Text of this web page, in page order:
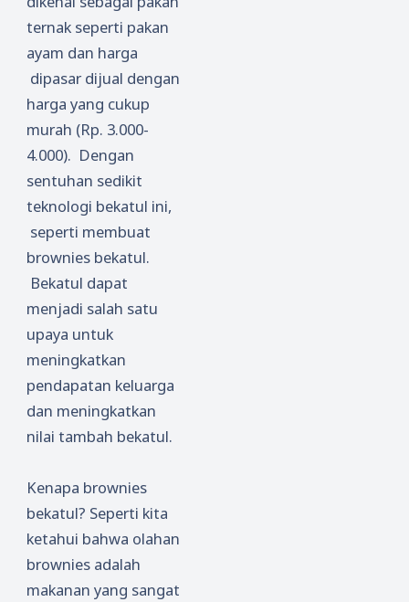
ternak seperti pakan
ayam dan harga
dipasar dijual dengan
harga yang cukup
murah (Rp. 3.000-
4.000). Dengan
sentuhan sedikit
teknologi bekatul ini,
seperti membuat
brownies bekatul.
Bekatul dapat
menjadi salah satu
upaya untuk
meningkatkan
pendapatan keluarga
dan meningkatkan
nilai tambah bekatul.
Kenapa brownies
bekatul? Seperti kita
ketahui bahwa olahan
brownies adalah
makanan yang sangat